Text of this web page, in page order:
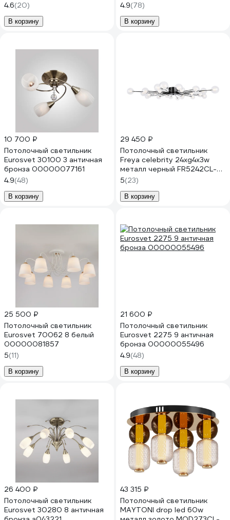
4.6(20)
В корзину
4.9(78)
В корзину
10 700 ₽
Потолочный светильник
Eurosvet 30100 3 античная
бронза 00000077161
4.9(48)
В корзину
29 450 ₽
Потолочный светильник
Freya celebrity 24хg4x3w
металл черный FR5242CL-
24B1
5(23)
В корзину
25 500 ₽
Потолочный светильник
Eurosvet 70062 8 белый
00000081857
5(11)
В корзину
21 600 ₽
Потолочный светильник
Eurosvet 2275 9 античная
бронза 00000055496
4.9(48)
В корзину
26 400 ₽
Потолочный светильник
Eurosvet 30280 8 античная
43 315 ₽
Потолочный светильник
MAYTONI drop led 60w